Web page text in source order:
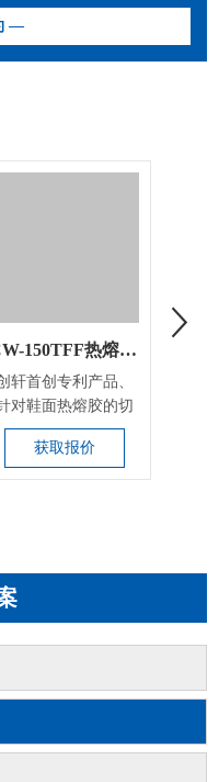
CW-150TFF热熔胶膜激光切割设备
轩首创专利产品、
对鞋面热熔胶的切
割；解决热熔胶的边
口及不...
获取报价